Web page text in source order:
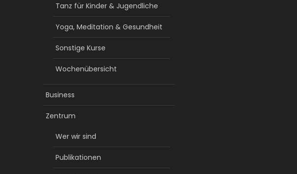
Tanz für Kinder & Jugendliche
Yoga, Meditation & Gesundheit
Sonstige Kurse
Wochenübersicht
Business
Zentrum
Wer wir sind
Publikationen